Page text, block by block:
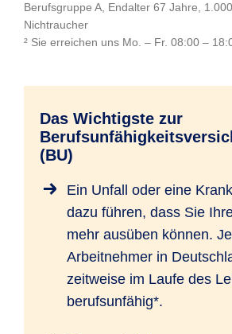
Berufsgruppe A, Endalter 67 Jahre,
Nichtraucher
² Sie erreichen uns Mo. – Fr. 08:00 –
Das Wichtigste zur
(BU)
Ein Unfall oder eine
dazu führen, dass Sie
mehr ausüben können.
Arbeitnehmer in
zeitweise im Laufe des
berufsunfähig*.